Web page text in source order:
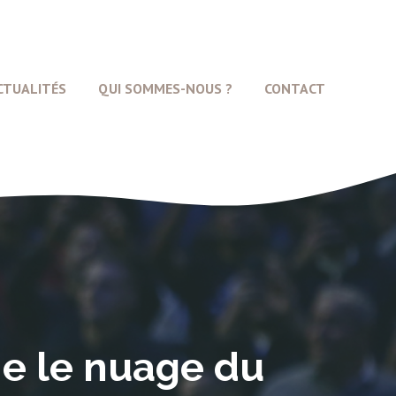
QUI SOMMES-NOUS ? CONTACT
le nuage du